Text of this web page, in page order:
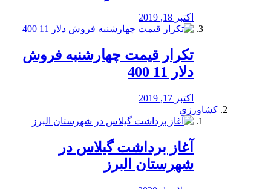
اکتبر 18, 2019
تکرار قیمت چهارشنبه فروش
دلار 11 400
اکتبر 17, 2019
کشاورزی
آغاز برداشت گیلاس در
شهرستان البرز